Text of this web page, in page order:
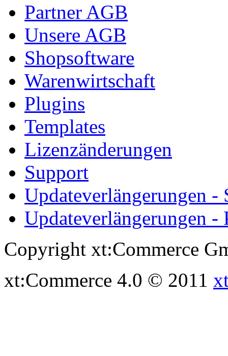
Partner AGB
Unsere AGB
Shopsoftware
Warenwirtschaft
Plugins
Templates
Lizenzänderungen
Support
Updateverlängerungen -
Updateverlängerungen -
Copyright xt:Commerce
xt:Commerce 4.0 © 2011